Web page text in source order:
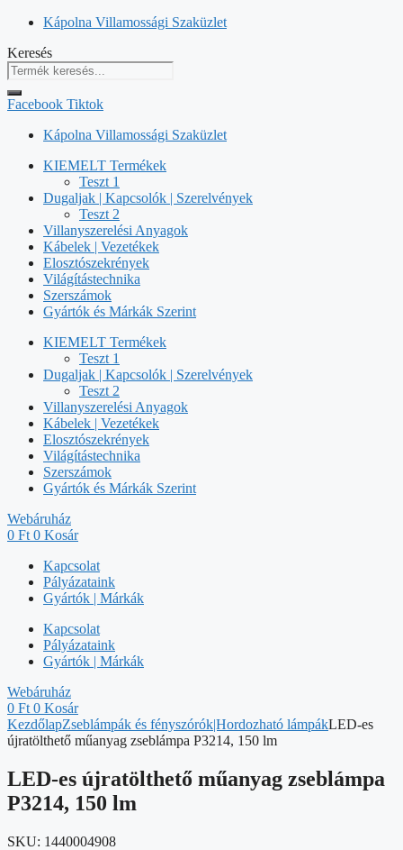
Kilépés
tartalomba
Kápolna Villamossági Szaküzlet
Keresés
Facebook Tiktok
Kápolna Villamossági Szaküzlet
KIEMELT Termékek
Teszt 1
Dugaljak | Kapcsolók | Szerelvények
Teszt 2
Villanyszerelési Anyagok
Kábelek | Vezetékek
Elosztószekrények
Világítástechnika
Szerszámok
Gyártók és Márkák Szerint
KIEMELT Termékek
Teszt 1
Dugaljak | Kapcsolók | Szerelvények
Teszt 2
Villanyszerelési Anyagok
Kábelek | Vezetékek
Elosztószekrények
Világítástechnika
Szerszámok
Gyártók és Márkák Szerint
Webáruház
0 Ft 0 Kosár
Kapcsolat
Pályázataink
Gyártók | Márkák
Kapcsolat
Pályázataink
Gyártók | Márkák
Webáruház
0 Ft 0 Kosár
KezdőlapZseblámpák és fényszórók|Hordozható lámpákLED-es
újratölthető műanyag zseblámpa P3214, 150 lm
LED-es újratölthető műanyag zseblámpa
P3214, 150 lm
SKU: 1440004908